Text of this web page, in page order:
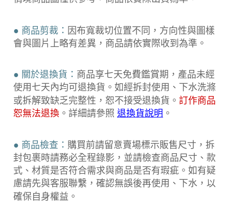
● 商品剪裁： 因布寬裁切位置不同，方向性與圖樣
會與圖片上略有差異，商品請依實際收到為準。
● 關於退換貨： 商品享七天免費鑑賞期，產品未經
使用七天內均可退換貨。如經拆封使用、下水洗滌
或拆解致缺乏完整性，恕不接受退換貨。 訂作商品
恕無法退換 。詳細請參照 退換貨說明 。
● 商品檢查： 購買前請留意賣場標示販售尺寸，拆
封包裹時請務必全程錄影，並請檢查商品尺寸、款
式、材質是否符合需求與商品是否有瑕疵。如有疑
慮請先與客服聯繫，確認無誤後再使用、下水，以
確保自身權益。